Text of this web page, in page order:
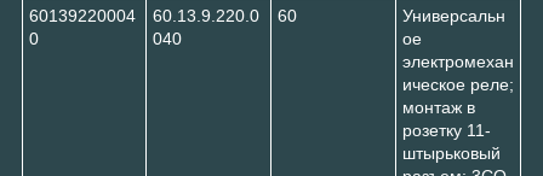
60139220004
0
60.13.9.220.0
040
60
Универсальн
ое
электромехан
ическое реле;
монтаж в
розетку 11-
штырьковый